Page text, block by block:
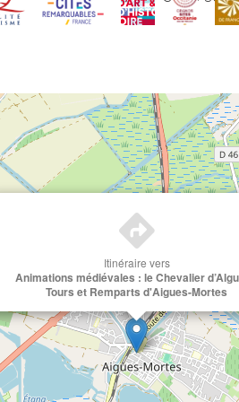
Itinéraire vers
Animations médiévales : le Chevalier
Tours et Remparts d'Aigues-Mortes